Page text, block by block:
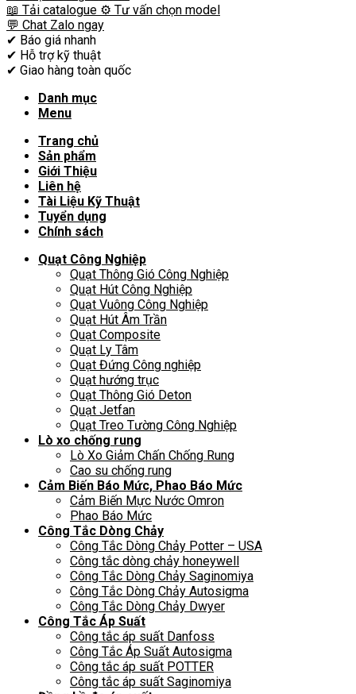
📖 Tải catalogue ⚙️ Tư vấn chọn model
💬 Chat Zalo ngay
✔ Báo giá nhanh
✔ Hỗ trợ kỹ thuật
✔ Giao hàng toàn quốc
Danh mục
Menu
Trang chủ
Sản phẩm
Giới Thiệu
Liên hệ
Tài Liệu Kỹ Thuật
Tuyển dụng
Chính sách
Quạt Công Nghiệp
Quạt Thông Gió Công Nghiệp
Quạt Hút Công Nghiệp
Quạt Vuông Công Nghiệp
Quạt Hút Âm Trần
Quạt Composite
Quạt Ly Tâm
Quạt Đứng Công nghiệp
Quạt hướng trục
Quạt Thông Gió Deton
Quạt Jetfan
Quạt Treo Tường Công Nghiệp
Lò xo chống rung
Lò Xo Giảm Chấn Chống Rung
Cao su chống rung
Cảm Biến Báo Mức, Phao Báo Mức
Cảm Biến Mực Nước Omron
Phao Báo Mức
Công Tắc Dòng Chảy
Công Tắc Dòng Chảy Potter – USA
Công tắc dòng chảy honeywell
Công Tắc Dòng Chảy Saginomiya
Công Tắc Dòng Chảy Autosigma
Công Tắc Dòng Chảy Dwyer
Công Tắc Áp Suất
Công tắc áp suất Danfoss
Công Tắc Áp Suất Autosigma
Công tắc áp suất POTTER
Công tắc áp suất Saginomiya